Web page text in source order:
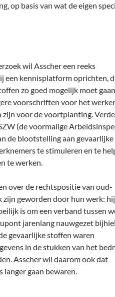
op basis van wat de eigen
wil Asscher een reeks
een kennisplatform oprichten,
zo goed mogelijk moet gaan
voorschriften voor het
voor de voortplanting.
(de voormalige
de blootstelling aan gevaarlijke
te stimuleren en te
te werken.
over de rechtspositie van oud-
zijn geworden door hun werk:
is om een verband tussen
jarenlang nauwgezet
gevaarlijke stoffen waren
in de stukken van het
Asscher wil daarom ook dat
langer gaan bewaren.